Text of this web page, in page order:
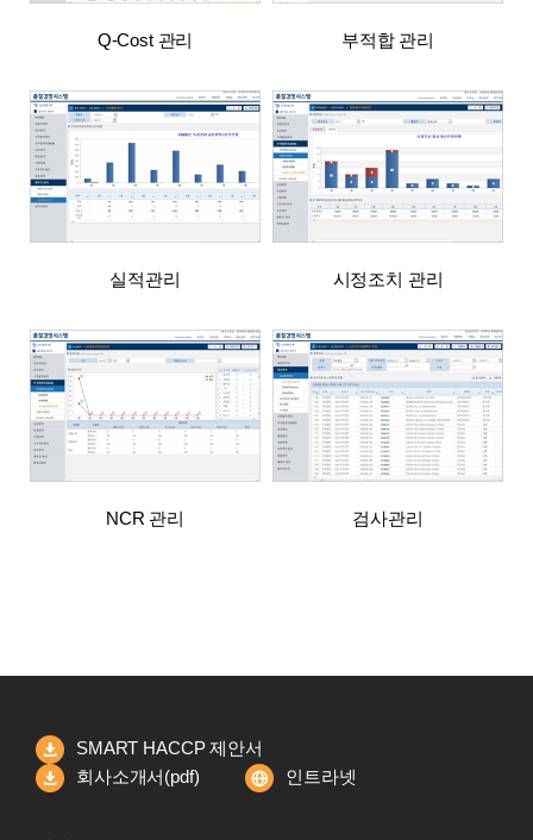
Q-Cost 관리 부적합 관리
실적관리 시정조치 관리
NCR 관리 검사관리
SMART HACCP 제안서
회사소개서(pdf)
인트라넷